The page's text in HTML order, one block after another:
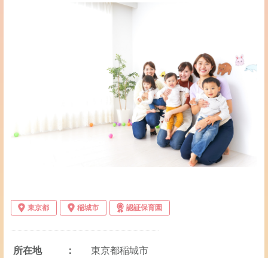
東京都 稲城市 認証保育園
所在地 東京都稲城市